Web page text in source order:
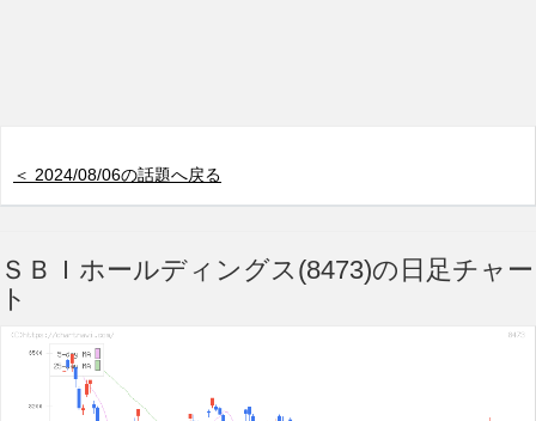
＜ 2024/08/06の話題へ戻る
ＳＢＩホールディングス(8473)の日足チャー
ト